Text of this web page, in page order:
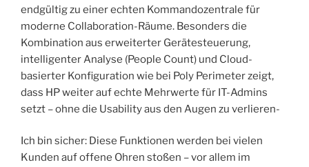
endgültig zu einer echten Kommandozentrale für
moderne Collaboration-Räume. Besonders die
Kombination aus erweiterter Gerätesteuerung,
intelligenter Analyse (People Count) und Cloud-
basierter Konfiguration wie bei Poly Perimeter zeigt,
dass HP weiter auf echte Mehrwerte für IT-Admins
setzt – ohne die Usability aus den Augen zu verlieren-
Ich bin sicher: Diese Funktionen werden bei vielen
Kunden auf offene Ohren stoßen – vor allem im